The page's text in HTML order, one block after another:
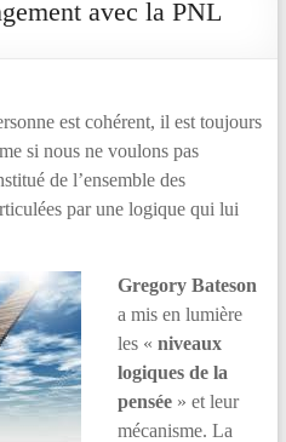
avec la PNL
est cohérent, il est toujours
si nous ne voulons pas
de l’ensemble des
par une logique qui lui
Gregory Bateson
a mis en lumière
les « niveaux
logiques de la
pensée» et leur
mécanisme. La